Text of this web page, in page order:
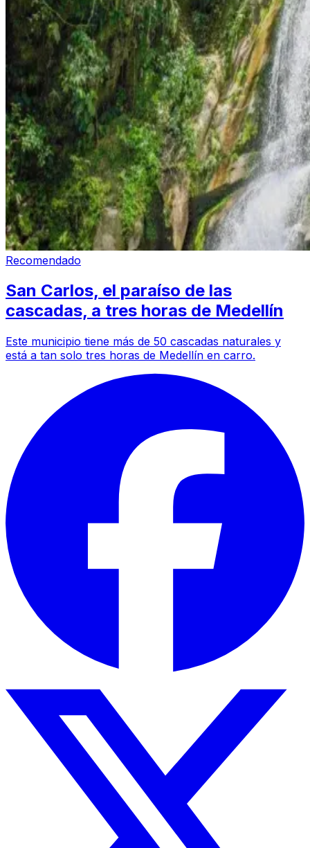
Recomendado
San Carlos, el paraíso de las
cascadas, a tres horas de Medellín
Este municipio tiene más de 50 cascadas naturales y
está a tan solo tres horas de Medellín en carro.